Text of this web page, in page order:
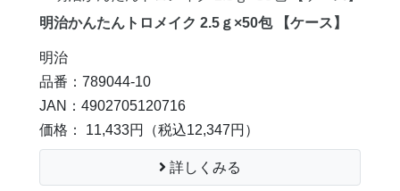
明治かんたんトロメイク 2.5ｇ×50包 【ケース】
明治
品番：789044-10
JAN：4902705120716
価格： 11,433円
（税込12,347円）
詳しくみる